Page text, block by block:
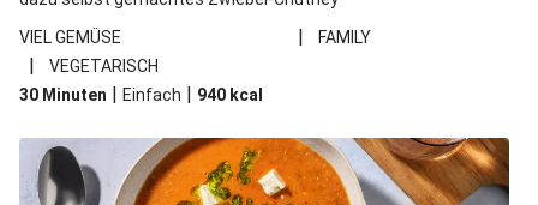
VIEL GEMÜSE
| FAMILY
|
VEGETARISCH
30 Minuten | Einfach | 940 kcal